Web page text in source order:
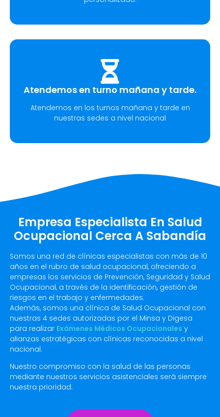
Atendemos en turno mañana y tarde.
Atendemos en los turnos mañana y tarde en
nuestras sedes a nivel nacional
Empresa Especialista En Salud
Ocupacional Cerca A Sabandía
Somos una red de clínicas especialistas con más de 10
años en el rubro de salud ocupacional, ofreciendo a
empresas los servicios de Prevención, Seguridad y Salud
Ocupacional, a través de la identificación, gestión de
riesgos en el trabajo y enfermedades.
Además, somos una clínica de Salud Ocupacional con
nuestras 4 sedes autorizadas por el Minsa y Digesa
para realizar Exámenes Médicos Ocupacionales y
alianzas estratégicas con clínicas reconocidas a nivel
nacional.
Nuestro compromiso con la salud de las personas
mediante nuestros servicios asistenciales será siempre
nuestra prioridad.